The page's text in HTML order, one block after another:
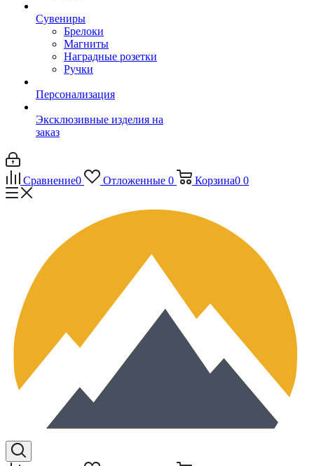
Сувениры
Брелоки
Магниты
Наградные розетки
Ручки
Персонализация
Эксклюзивные изделия на
заказ
Сравнение0 Отложенные 0 Корзина0 0